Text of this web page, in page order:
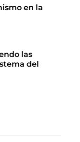
en la
las
del